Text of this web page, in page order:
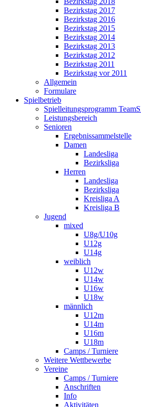
Bezirkstag 2017
Bezirkstag 2016
Bezirkstag 2015
Bezirkstag 2014
Bezirkstag 2013
Bezirkstag 2012
Bezirkstag 2011
Bezirkstag vor 2011
Allgemein
Formulare
Spielbetrieb
Spielleitungsprogramm
Leistungsbereich
Senioren
Ergebnissammelstelle
Damen
Landesliga
Bezirksliga
Herren
Landesliga
Bezirksliga
Kreisliga A
Kreisliga B
Jugend
mixed
U8g/U10g
U12g
U14g
weiblich
U12w
U14w
U16w
U18w
männlich
U12m
U14m
U16m
U18m
Camps / Turniere
Weitere Wettbewerbe
Vereine
Camps / Turniere
Anschriften
Info
Aktivitäten